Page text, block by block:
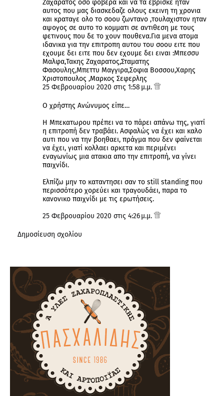
Ζαχαρατος οσο φοβερα και να τα εβρισκε ηταν
αυτος που μας διασκεδαζε ολους εκεινη τη χρονια
και κραταγε ολο το σοου ζωντανο ,τουλαχιστον ηταν
αψογος σε αυτο το κομματι σε αντιθεση με τους
φετινους που δε το χουν πουθενα.Για μενα ατομα
ιδανικα για την επιτροπη αυτου του σοου ειτε που
εχουμε δει ειτε που δεν εχουμε δει ειναι :Μπεσσυ
Μαλφα,Τακης Ζαχαρατος,Σταματης
Φασουλης,Μπεττυ Μαγγιρα,Σοφια Βοσσου,Χαρης
Χριστοπουλος ,Μαρκος Σεφερλης
25 Φεβρουαρίου 2020 στις 1:58 μ.μ.
Ο χρήστης Ανώνυμος είπε…
Η Μπεκατωρου πρέπει να το πάρει απάνω της, γιατί
η επιτροπή δεν τραβάει. Ασφαλώς να έχει και καλο
αυτι που να την βοηθαει, πράγμα που δεν φαίνεται
να έχει, γιατί κολλαει αρκετα και περιμένει
εναγωνίως μια ατακια απο την επιτροπή, να γίνει
παιχνίδι.
Ελπίζω μην το καταντησει σαν το still standing που
περισσότερο χορεύει και τραγουδάει, παρα το
κανονικο παιχνίδι με τις ερωτήσεις.
25 Φεβρουαρίου 2020 στις 4:26 μ.μ.
Δημοσίευση σχολίου